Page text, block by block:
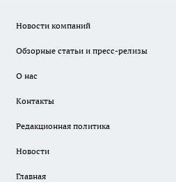
Новости компаний
Обзорные статьи и пресс-релизы
О нас
Контакты
Редакционная политика
Новости
Главная